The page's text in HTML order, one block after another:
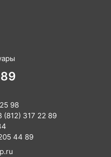
98
(812) 317 22 89
44 89